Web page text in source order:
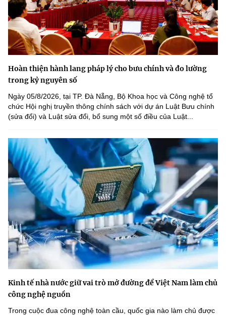
Hoàn thiện hành lang pháp lý cho bưu chính và đo lường
trong kỷ nguyên số
Ngày 05/8/2026, tại TP. Đà Nẵng, Bộ Khoa học và Công nghệ tổ
chức Hội nghị truyền thông chính sách với dự án Luật Bưu chính
(sửa đổi) và Luật sửa đổi, bổ sung một số điều của Luật...
Kinh tế nhà nước giữ vai trò mở đường để Việt Nam làm chủ
công nghệ nguồn
Trong cuộc đua công nghệ toàn cầu, quốc gia nào làm chủ được